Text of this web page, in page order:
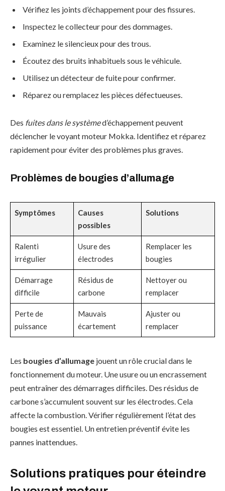
Vérifiez les joints d’échappement pour des fissures.
Inspectez le collecteur pour des dommages.
Examinez le silencieux pour des trous.
Écoutez des bruits inhabituels sous le véhicule.
Utilisez un détecteur de fuite pour confirmer.
Réparez ou remplacez les pièces défectueuses.
Des fuites dans le systèmed’échappement peuvent
déclencher le voyant moteur Mokka. Identifiez et réparez
rapidement pour éviter des problèmes plus graves.
Problèmes de bougies d’allumage
Symptômes
Causes
possibles
Solutions
Ralenti
irrégulier
Usure des
électrodes
Remplacer les
bougies
Démarrage
difficile
Résidus de
carbone
Nettoyer ou
remplacer
Perte de
puissance
Mauvais
écartement
Ajuster ou
remplacer
Les bougies d’allumage jouent un rôle crucial dans le
fonctionnement du moteur. Une usure ou un encrassement
peut entraîner des démarrages difficiles. Des résidus de
carbone s’accumulent souvent sur les électrodes. Cela
affecte la combustion. Vérifier régulièrement l’état des
bougies est essentiel. Un entretien préventif évite les
pannes inattendues.
Solutions pratiques pour éteindre